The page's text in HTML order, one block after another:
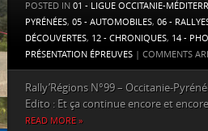
POSTED IN 01 - LIGUE OCCITANIE-
PYRÉNÉES, 05 - AUTOMOBILES, 06 -
DÉCOUVERTES, 12 - CHRONIQUES, 14 -
PRÉSENTATION ÉPREUVES | COMMENTS
Rally’Régions N°99 – Occitanie-
Edito : Et ça continue encore et
READ MORE »